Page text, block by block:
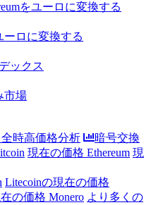
をユーロに変換する
ーロに変換する
ックス
市場
時高価格分析
暗号交換
現在の価格 Ethereum 現
Litecoinの現在の価格
の価格 Monero より多くの